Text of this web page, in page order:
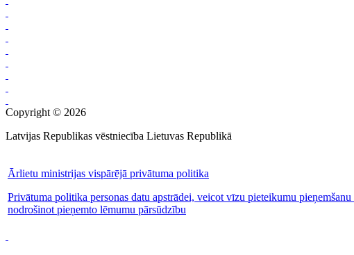
Copyright © 2026
Latvijas Republikas vēstniecība Lietuvas Republikā
Ārlietu ministrijas vispārējā privātuma politika
Privātuma politika personas datu apstrādei, veicot vīzu pieteikumu
nodrošinot pieņemto lēmumu pārsūdzību